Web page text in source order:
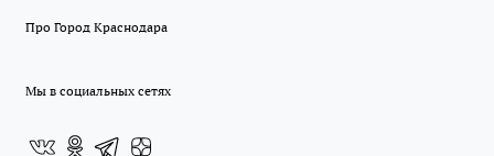
Про Город Краснодара
Мы в социальных сетях